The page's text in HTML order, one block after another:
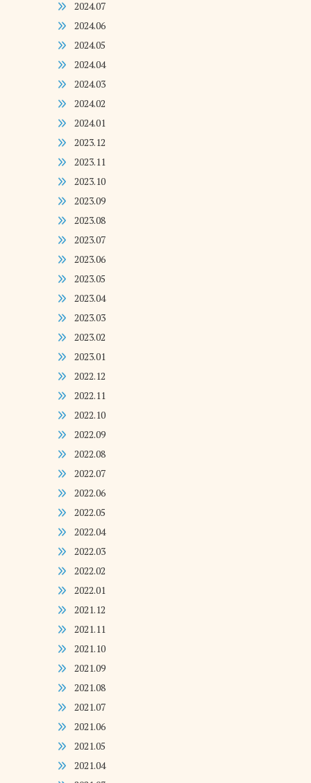
2024.07
2024.06
2024.05
2024.04
2024.03
2024.02
2024.01
2023.12
2023.11
2023.10
2023.09
2023.08
2023.07
2023.06
2023.05
2023.04
2023.03
2023.02
2023.01
2022.12
2022.11
2022.10
2022.09
2022.08
2022.07
2022.06
2022.05
2022.04
2022.03
2022.02
2022.01
2021.12
2021.11
2021.10
2021.09
2021.08
2021.07
2021.06
2021.05
2021.04